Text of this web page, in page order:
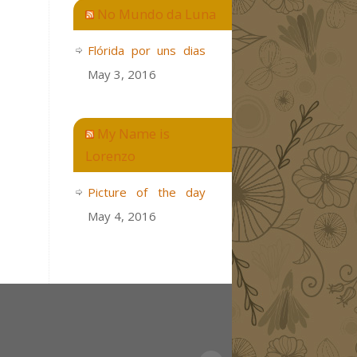
No Mundo da Luna
Flórida por uns dias
May 3, 2016
My Name is
Lorenzo
Picture of the day
May 4, 2016